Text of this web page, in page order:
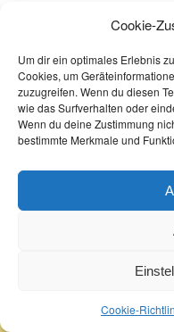
Cookie-
Um dir ein optimales Erlebnis
Cookies, um
zuzugreifen. Wenn du diesen
wie das Surfverhalten oder
Wenn du deine Zustimmung
bestimmte Merkmale und
Cookie-
© Copyright 2022 -